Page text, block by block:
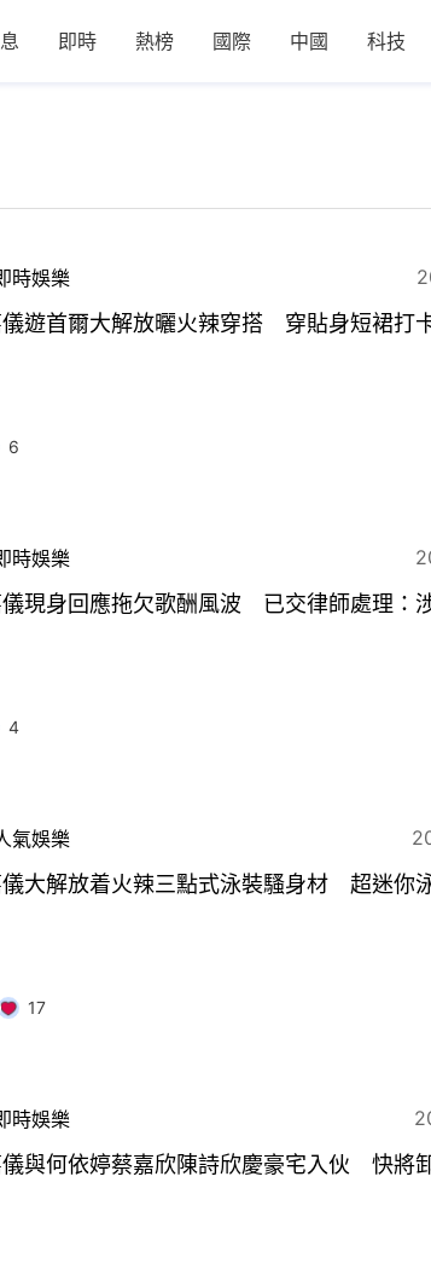
即時 熱榜 國際 中國 科技
時娛樂
遊首爾大解放曬火辣穿搭 穿貼身短裙打
6
時娛樂
現身回應拖欠歌酬風波 已交律師處理：
4
氣娛樂
大解放着火辣三點式泳裝騷身材 超迷你
17
時娛樂
與何依婷蔡嘉欣陳詩欣慶豪宅入伙 快將